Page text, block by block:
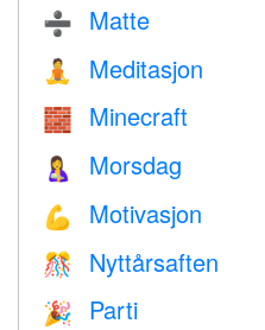
➗ Matte
🧘 Meditasjon
🧱 Minecraft
🤱 Morsdag
💪 Motivasjon
🎊 Nyttårsaften
🎉 Parti